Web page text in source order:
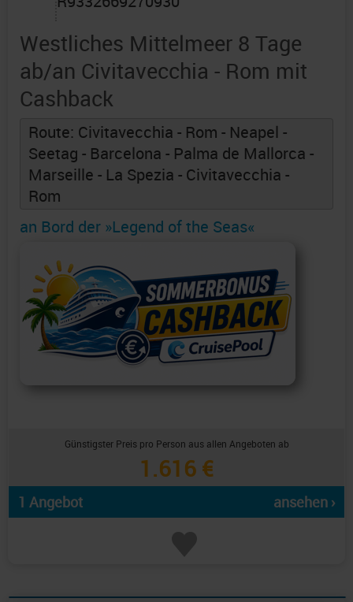
Westliches Mittelmeer 8 Tage
ab/an Civitavecchia - Rom mit
Cashback
Route: Civitavecchia - Rom - Neapel -
Seetag - Barcelona - Palma de Mallorca -
Marseille - La Spezia - Civitavecchia -
Rom
an Bord der »Legend of the Seas«
Günstigster Preis pro Person aus allen Angeboten ab
1.616 €
1 Angebot ansehen ›